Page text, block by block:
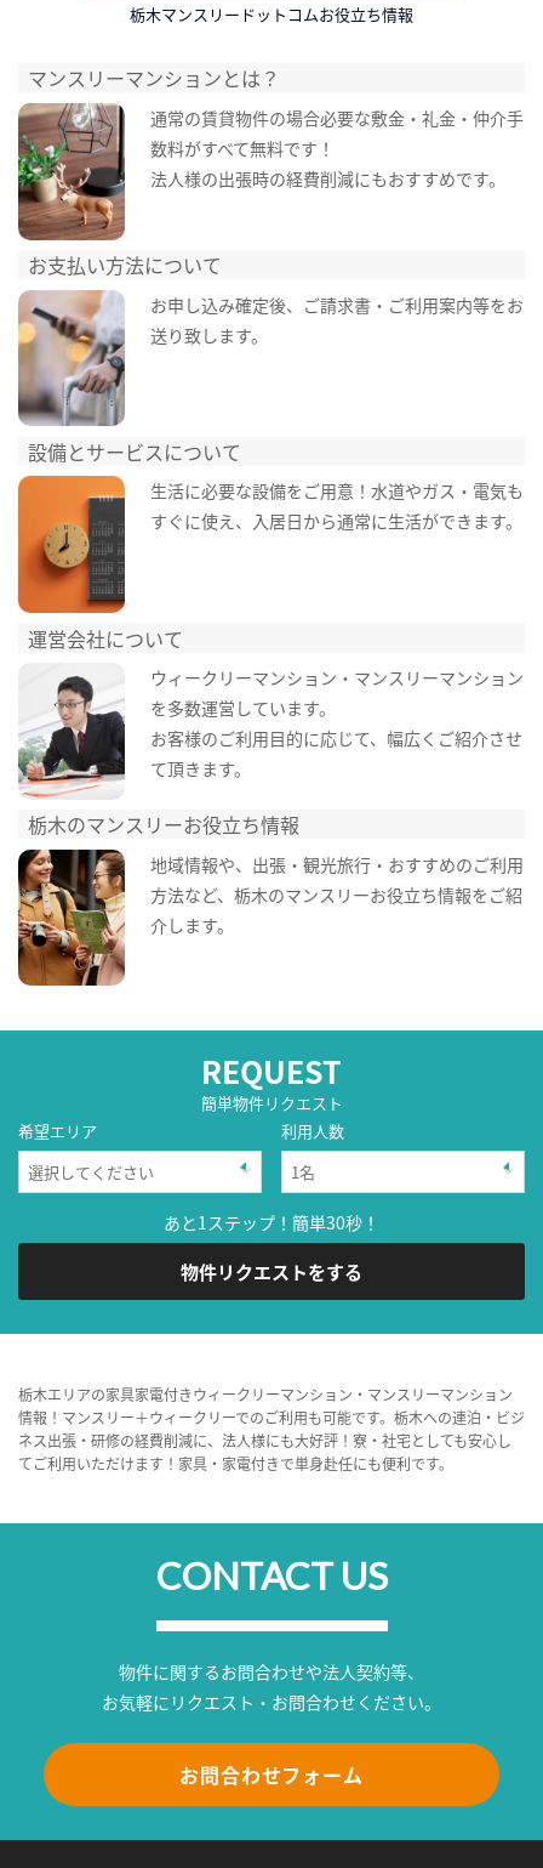
栃木マンスリードットコムお役立ち情報
マンスリーマンションとは？
通常の賃貸物件の場合必要な敷金・礼金・仲介手
数料がすべて無料です！
法人様の出張時の経費削減にもおすすめです。
お支払い方法について
お申し込み確定後、ご請求書・ご利用案内等をお
送り致します。
設備とサービスについて
生活に必要な設備をご用意！水道やガス・電気も
すぐに使え、入居日から通常に生活ができます。
運営会社について
ウィークリーマンション・マンスリーマンション
を多数運営しています。
お客様のご利用目的に応じて、幅広くご紹介させ
て頂きます。
栃木のマンスリーお役立ち情報
地域情報や、出張・観光旅行・おすすめのご利用
方法など、栃木のマンスリーお役立ち情報をご紹
介します。
REQUEST
簡単物件リクエスト
希望エリア
利用人数
あと1ステップ！簡単30秒！
物件リクエストをする
栃木エリアの家具家電付きウィークリーマンション・マンスリーマンション
情報！マンスリー＋ウィークリーでのご利用も可能です。栃木への連泊・ビジ
ネス出張・研修の経費削減に、法人様にも大好評！寮・社宅としても安心し
てご利用いただけます！家具・家電付きで単身赴任にも便利です。
CONTACT US
物件に関するお問合わせや法人契約等、
お気軽にリクエスト・お問合わせください。
お問合わせフォーム